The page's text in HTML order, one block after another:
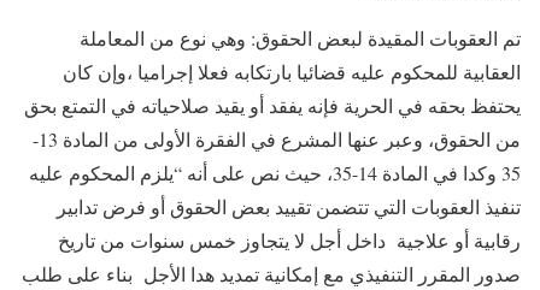
تم العقوبات المقيدة لبعض الحقوق: وهي نوع من المعاملة
العقابية للمحكوم عليه قضائيا بارتكابه فعلا إجراميا ،وإن كان
يحتفظ بحقه في الحرية فإنه يفقد أو يقيد صلاحياته في التمتع بحق
من الحقوق، وعبر عنها المشرع في الفقرة الأولى من المادة 13-
35 وكدا في المادة 14-35، حيث نص على أنه “يلزم المحكوم عليه
تنفيذ العقوبات التي تتضمن تقييد بعض الحقوق أو فرض تدابير
رقابية أو علاجية داخل أجل لا يتجاوز خمس سنوات من تاريخ
صدور المقرر التنفيذي مع إمكانية تمديد هدا الأجل بناء على طلب